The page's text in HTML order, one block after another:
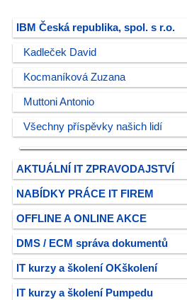
IBM Česká republika, spol. s r.o.
Kadleček David
Kocmaníková Zuzana
Muttoni Antonio
Všechny příspěvky našich lidí
AKTUÁLNÍ IT ZPRAVODAJSTVÍ
NABÍDKY PRÁCE IT FIREM
OFFLINE A ONLINE AKCE
DMS / ECM správa dokumentů
IT kurzy a školení OKškolení
IT kurzy a školení Pumpedu